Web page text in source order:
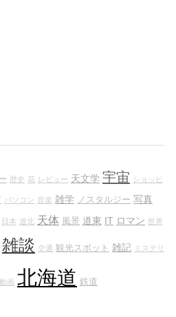
歴史 花 レビュー 天文学 宇宙 ショッピ
パソコン 音楽 雑学 ノスタルジー 写真
日本 道北 天体 風景 道東 IT ロマン 世界
雑談 交通 観光スポット 雑記 ミステリ
動画 北海道 鉄道